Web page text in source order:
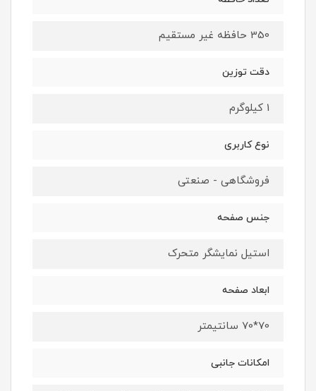
350 حافظه غیر مستقیم
دقت توزین
1 کیلوگرم
نوع کاربری
فروشگاهی - صنعتی
جنس صفحه
استیل نمایشگر متحرک
ابعاد صفحه
70*70 سانتیمتر
امکانات جانبی